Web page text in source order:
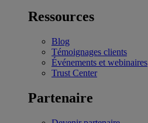
Ressources
Blog
Témoignages clients
Événements et webinaires
Trust Center
Partenaire